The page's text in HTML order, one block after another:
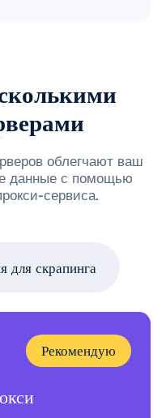
облегчают ваш
данные с помощью
сервиса.
для скрапинга
Рекомендую